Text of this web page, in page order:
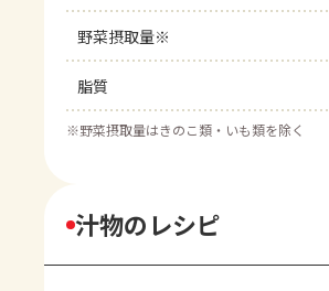
野菜摂取量※
脂質
※野菜摂取量はきのこ類・いも類を除く
汁物のレシピ